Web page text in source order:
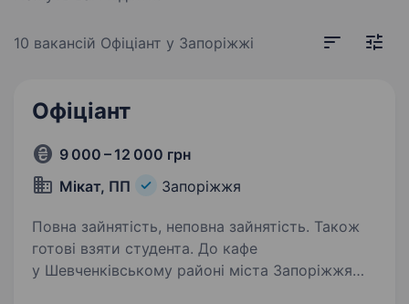
10 вакансій Офіціант у Запоріжжі
Офіціант
9 000 – 12 000 грн
Мікат, ПП
Запоріжжя
Повна зайнятість, неповна зайнятість. Також
готові взяти студента. До кафе
у Шевченківському районі міста Запоріжжя